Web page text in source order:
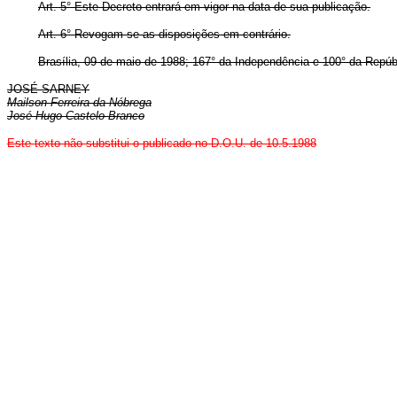
Art. 5° Este Decreto entrará em vigor na data de sua publicação.
Art. 6° Revogam-se as disposições em contrário.
Brasília, 09 de maio de 1988; 167° da Independência e 100° da
JOSÉ SARNEY
Mailson Ferreira da Nóbrega
José Hugo Castelo Branco
Este texto não substitui o publicado no D.O.U. de 10.5.1988